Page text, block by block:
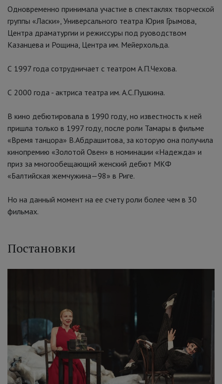
Одновременно принимала участие в спектаклях творческой
группы «Ласки», Универсального театра Юрия Грымова,
Центра драматургии и режиссуры под руоводством
Казанцева и Рощина, Центра им. Мейерхольда.
С 1997 года сотрудничает с театром А.П.Чехова.
С 2000 года - актриса театра им. А.С.Пушкина.
В кино дебютировала в 1990 году, но известность к ней
пришла только в 1997 году, после роли Тамары в фильме
«Время танцора» В.Абдрашитова, за которую она получила
кинопремию «Золотой Овен» в номинации «Надежда» и
приз за многообещающий женский дебют МКФ
«Балтийская жемчужина—98» в Риге.
Но на данный момент на ее счету роли более чем в 30
фильмах.
Постановки